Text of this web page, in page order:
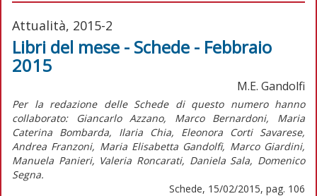
Attualità, 2015-2
Libri del mese - Schede - Febbraio
2015
M.E. Gandolfi
Per la redazione delle Schede di questo numero hanno
collaborato: Giancarlo Azzano, Marco Bernardoni, Maria
Caterina Bombarda, Ilaria Chia, Eleonora Corti Savarese,
Andrea Franzoni, Maria Elisabetta Gandolfi, Marco Giardini,
Manuela Panieri, Valeria Roncarati, Daniela Sala, Domenico
Segna.
Schede, 15/02/2015, pag. 106